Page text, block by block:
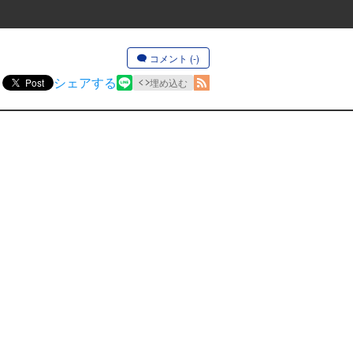
コメント (-)
Post シェアする 埋め込む